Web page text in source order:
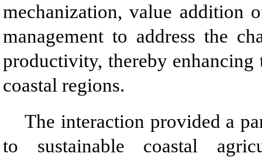
mechanization, value addition
management to address the
productivity, thereby
coastal regions.
The interaction provided a
to sustainable coastal